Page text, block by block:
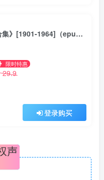
《历届诺贝尔文学奖获得者作品合集》[1901-1964]（epub+mobi+azw3+pdf）
限时特惠
29.9
登录购买
声